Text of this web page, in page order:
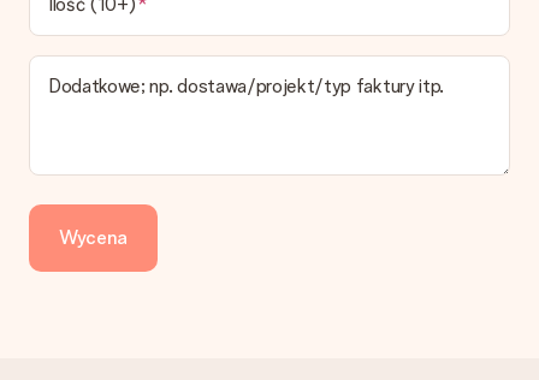
pokazany na stronie produktu odnosi się do najtańszej i
najwolniejszej formy wysyłki.
Zapłata
Dotpay, karta kredytowa, lub przelew bankowy. W przypadku
dni przedłużenia dostawy - kwota musi zostać zaksięgowana,
aby zamówienie trafiło do produkcji. Robiąc przelew, należy
wybrać Przelew Krajowy Europejski.
Dodatkowe; np. dostawa/projekt/typ faktury itp.
Wycena